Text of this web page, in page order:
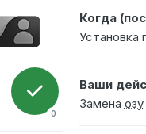
0
Когда
Установка
Ваши
Замена озу